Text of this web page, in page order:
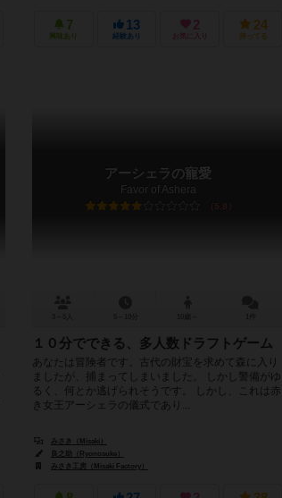
7
興味あり
13
経験あり
2
お気に入り
24
持ってる
アーシェラの寵愛
Favor of Ashera
5.8
１０分でできる、多人数ドラフトゲーム
あなたは冒険者です。古代の財宝を求めて森に入り
ましたが、捕まってしまいました。 しかし警備がゆ
るく、何とか逃げられそうです。 しかし、これは赤
き女王アーシェラの儀式であり...
みさき（Misaki）
良之助（Ryonosuke）
みさき工房（Misaki Factory）